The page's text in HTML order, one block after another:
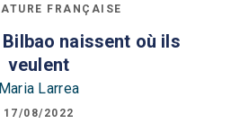
FRANÇAISE
naissent où ils
veulent
Maria Larrea
17/08/2022